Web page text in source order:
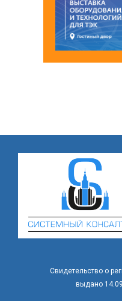
Свидетельство о
выдано